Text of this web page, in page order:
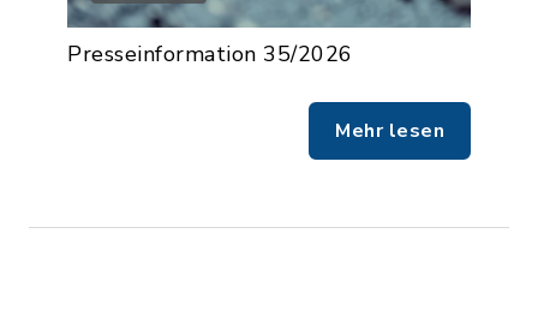
Presseinformation 35/2026
Mehr lesen